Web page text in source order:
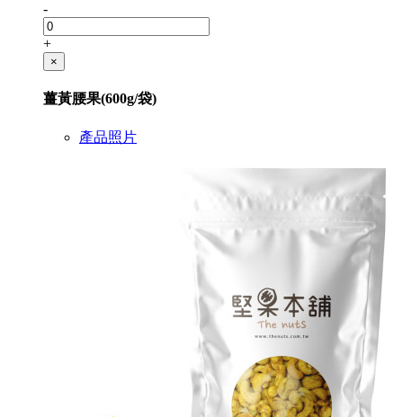
-
+
×
薑黃腰果(600g/袋)
產品照片